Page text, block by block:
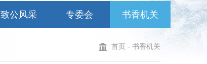
致公风采 专委会 书香机关
首页 - 书香机关